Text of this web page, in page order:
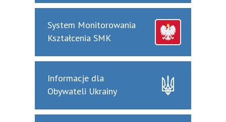
System Monitorowania
Kształcenia SMK
Informacje dla
Obywateli Ukrainy